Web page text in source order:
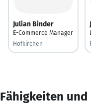
Julian Binder
E-Commerce Manager
Hofkirchen
Fähigkeiten